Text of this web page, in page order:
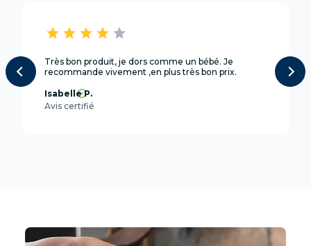
star star star star star
Très bon produit, je dors comme un bébé. Je
recommande vivement ,en plus très bon prix.
Isabelle P.
Avis certifié